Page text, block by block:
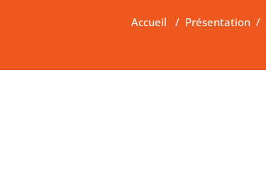
Accueil / Présentation /